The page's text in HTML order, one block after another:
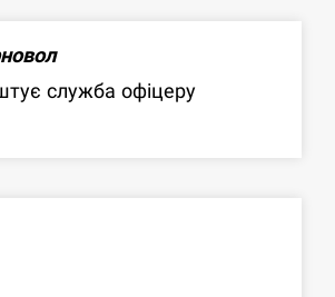
служба офіцеру